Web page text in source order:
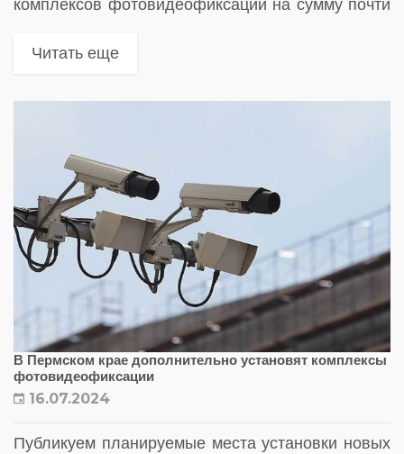
комплексов фотовидеофиксации на сумму почти
комплексов фотовидеофиксации в Пермском
Читать еще
В Пермском крае дополнительно установят комплексы
фотовидеофиксации
16.07.2024
Публикуем планируемые места установки новых